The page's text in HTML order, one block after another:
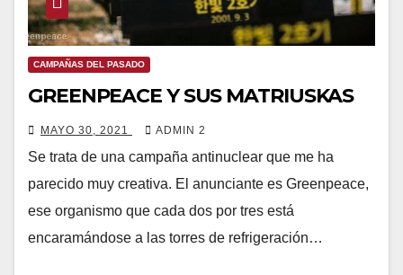
CAMPAÑAS DEL PASADO
GREENPEACE Y SUS MATRIUSKAS
MAYO 30, 2021 ADMIN 2
Se trata de una campaña antinuclear que me ha
parecido muy creativa. El anunciante es Greenpeace,
ese organismo que cada dos por tres está
encaramándose a las torres de refrigeración…